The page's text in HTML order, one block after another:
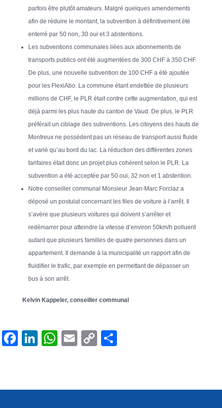
parfois être plutôt amateurs. Malgré quelques amendements
afin de réduire le montant, la subvention à définitivement été
enterré par 50 non, 30 oui et 3 abstentions.
Les subventions communales liées aux abonnements de
transports publics ont été augmentées de 300 CHF à 350 CHF.
De plus, une nouvelle subvention de 100 CHF a été ajoutée
pour les FlexiAbo. La commune étant endettée de plusieurs
millions de CHF, le PLR était contre cette augmentation, qui est
déjà parmi les plus haute du canton de Vaud. De plus, le PLR
préférait un ciblage des subventions. Les citoyens des hauts de
Montreux ne possèdent pas un réseau de transport aussi fluide
et varié qu’au bord du lac. La réduction des différentes zones
tarifaires était donc un projet plus cohérent selon le PLR. La
subvention a été acceptée par 50 oui, 32 non et 1 abstention.
Notre conseiller communal Monsieur Jean-Marc Forclaz a
déposé un postulat concernant les files de voiture à l’arrêt. Il
s’avère que plusieurs voitures qui doivent s’arrêter et
redémarrer pour atteindre la vitesse d’environ 50km/h polluent
autant que plusieurs familles de quatre personnes dans un
appartement. Il demande à la municipalité un rapport afin de
fluidifier le trafic, par exemple en permettant de dépasser un
bus à son arrêt.
Kelvin Kappeler, conseiller communal
F
e
Li
e
W
s
E
C
y
g